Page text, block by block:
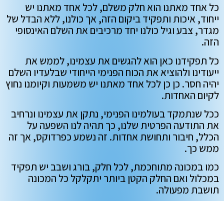
כל אחד מאתנו הוא חלק משלם, לכל אחד מאתנו יש
ייחוד, איכות ותפקיד ביקום הזה, אך כולנו, ללא הבדל של
מגדר, צבע וגיל כולנו יחד מרכיבים את השלם האינסופי
הזה.
כל תפקידנו כאן הוא להגשים את עצמינו, לממש את
ייעודינו ולהוציא את הכוח הפנימי הייחודי שבלעדיו השלם
יהיה חסר. כן כן לכל אחד מאתנו יש משמעות וקיומנו נחוץ
לקיום האחדות.
ככל שנתמקד בעולמינו הפנימי, נתקן את עצמינו ונרחיב
את התודעה הפרטית שלנו, כך תהיה לנו השפעה על
הכלל, חיבור ותחושת אחדות. זה נשמע כפרדוקס, אך זה
ממש כך.
כמו במכונה מתוחכמת, לכל חלק, בורג ושבב יש תפקיד
במכלול ואם החלק הקטן ביותר יתקלקל כל המכונה
תושבת מפעולה.